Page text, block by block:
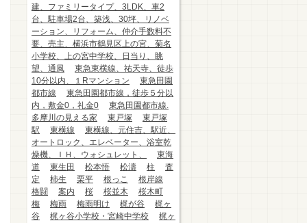
建、ファミリータイプ、3LDK、車2
台、駐車場2台、築浅、30坪、リノベ
ーション、リフォーム、仲介手数料不
要、売主、横浜市鶴見区上の宮、菊名
小学校、上の宮中学校、日当り、眺
望、通風
東急東横線、祐天寺、徒歩
10分以内、１Rマンション
東急田園
都市線
東急田園都市線，徒歩５分以
内，敷金0，礼金0
東急田園都市線.
多摩川の見える家
東戸塚
東戸塚
駅
東横線
東横線、元住吉、駅近、
オートロック、エレベーター、浴室乾
燥機、ＩＨ、ウォシュレット、
東海
道
東生田 松本悟 松濤 柱
査
定
柿生 栗平 根っこ
根岸線
格闘
案内 桜 桜並木
桜木町
梅
梅雨 梅雨明け 梶が谷
梶ヶ
谷
梶ヶ谷小学校・宮崎中学校
梶ヶ